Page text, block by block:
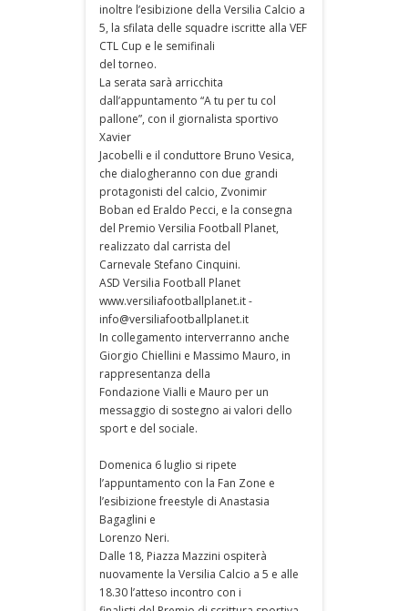
inoltre l’esibizione della Versilia Calcio a
5, la sfilata delle squadre iscritte alla VEF
CTL Cup e le semifinali
del torneo.
La serata sarà arricchita
dall’appuntamento “A tu per tu col
pallone”, con il giornalista sportivo
Xavier
Jacobelli e il conduttore Bruno Vesica,
che dialogheranno con due grandi
protagonisti del calcio, Zvonimir
Boban ed Eraldo Pecci, e la consegna
del Premio Versilia Football Planet,
realizzato dal carrista del
Carnevale Stefano Cinquini.
ASD Versilia Football Planet
www.versiliafootballplanet.it -
info@versiliafootballplanet.it
In collegamento interverranno anche
Giorgio Chiellini e Massimo Mauro, in
rappresentanza della
Fondazione Vialli e Mauro per un
messaggio di sostegno ai valori dello
sport e del sociale.
Domenica 6 luglio si ripete
l’appuntamento con la Fan Zone e
l’esibizione freestyle di Anastasia
Bagaglini e
Lorenzo Neri.
Dalle 18, Piazza Mazzini ospiterà
nuovamente la Versilia Calcio a 5 e alle
18.30 l’atteso incontro con i